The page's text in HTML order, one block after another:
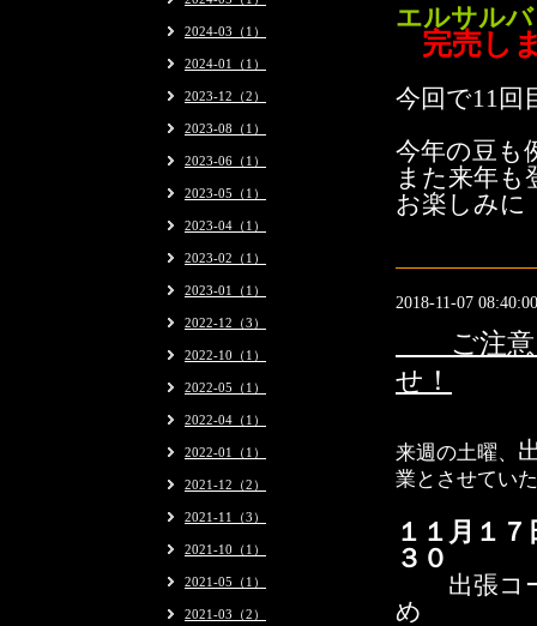
エルサル
完売し
今回で11 回
今年の豆も
また来年も
お楽しみに
2018-11-07 08:40:00
ご注意・
せ！
来週の土曜、
業とさせてい
１１月１
３０
出張コ
め
2024-03（1）
2024-01（1）
2023-12（2）
2023-08（1）
2023-06（1）
2023-05（1）
2023-04（1）
2023-02（1）
2023-01（1）
2022-12（3）
2022-10（1）
2022-05（1）
2022-04（1）
2022-01（1）
2021-12（2）
2021-11（3）
2021-10（1）
2021-05（1）
2021-03（2）